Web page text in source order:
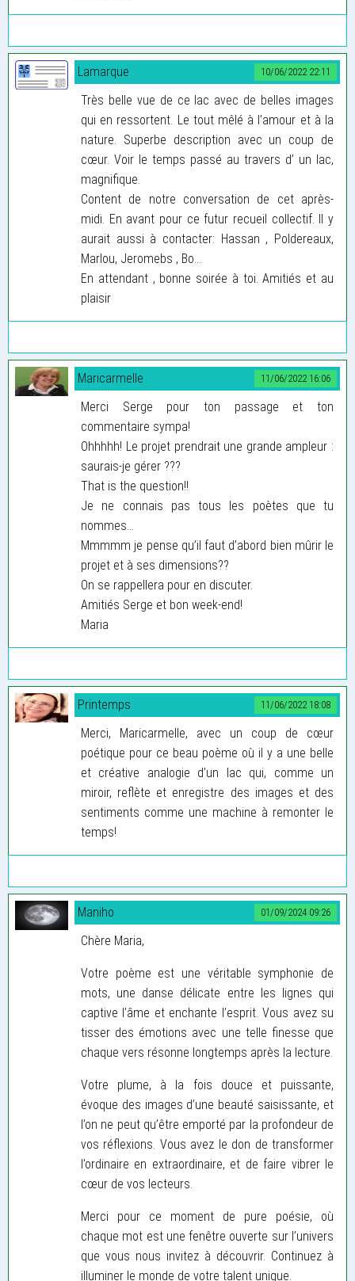
10/06/2022 22:11
Lamarque
Très belle vue de ce lac avec de belles images
qui en ressortent. Le tout mêlé à l’amour et à la
nature. Superbe description avec un coup de
cœur. Voir le temps passé au travers d’ un lac,
magnifique.
Content de notre conversation de cet après-
midi. En avant pour ce futur recueil collectif. Il y
aurait aussi à contacter: Hassan , Poldereaux,
Marlou, Jeromebs , Bo...
En attendant , bonne soirée à toi. Amitiés et au
plaisir
11/06/2022 16:06
Maricarmelle
Merci Serge pour ton passage et ton
commentaire sympa!
Ohhhhh! Le projet prendrait une grande ampleur :
saurais-je gérer ???
That is the question!!
Je ne connais pas tous les poètes que tu
nommes…
Mmmmm je pense qu’il faut d’abord bien mûrir le
projet et à ses dimensions??
On se rappellera pour en discuter.
Amitiés Serge et bon week-end!
Maria
11/06/2022 18:08
Printemps
Merci, Maricarmelle, avec un coup de cœur
poétique pour ce beau poème où il y a une belle
et créative analogie d’un lac qui, comme un
miroir, reflète et enregistre des images et des
sentiments comme une machine à remonter le
temps!
01/09/2024 09:26
Maniho
Chère Maria,
Votre poème est une véritable symphonie de
mots, une danse délicate entre les lignes qui
captive l’âme et enchante l’esprit. Vous avez su
tisser des émotions avec une telle finesse que
chaque vers résonne longtemps après la lecture.
Votre plume, à la fois douce et puissante,
évoque des images d’une beauté saisissante, et
l’on ne peut qu’être emporté par la profondeur de
vos réflexions. Vous avez le don de transformer
l’ordinaire en extraordinaire, et de faire vibrer le
cœur de vos lecteurs.
Merci pour ce moment de pure poésie, où
chaque mot est une fenêtre ouverte sur l’univers
que vous nous invitez à découvrir. Continuez à
illuminer le monde de votre talent unique.